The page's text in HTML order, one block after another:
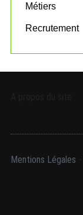
Métiers
Recrutement
Mentions Légales